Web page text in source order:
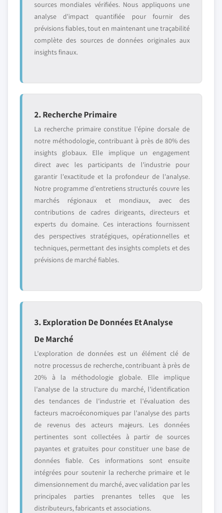
sources mondiales vérifiées. Nous appliquons une
analyse d'impact quantifiée pour fournir des
prévisions fiables, tout en maintenant une traçabilité
complète des sources de données originales aux
insights finaux.
2. Recherche Primaire
La recherche primaire constitue l'épine dorsale de
notre méthodologie, contribuant à près de 80% des
insights globaux. Elle implique un engagement
direct avec les participants de l'industrie pour
garantir l'exactitude et la profondeur de l'analyse.
Notre programme d'entretiens structurés couvre les
marchés régionaux et mondiaux, avec des
contributions de cadres dirigeants, directeurs et
experts du domaine. Ces interactions fournissent
des perspectives stratégiques, opérationnelles et
techniques, permettant des insights complets et des
prévisions de marché fiables.
3. Exploration De Données Et Analyse
De Marché
L'exploration de données est un élément clé de
notre processus de recherche, contribuant à près de
20% à la méthodologie globale. Elle implique
l'analyse de la structure du marché, l'identification
des tendances de l'industrie et l'évaluation des
facteurs macroéconomiques par l'analyse des parts
de revenus des acteurs majeurs. Les données
pertinentes sont collectées à partir de sources
payantes et gratuites pour constituer une base de
données fiable. Ces informations sont ensuite
intégrées pour soutenir la recherche primaire et le
dimensionnement du marché, avec validation par les
principales parties prenantes telles que les
distributeurs, fabricants et associations.